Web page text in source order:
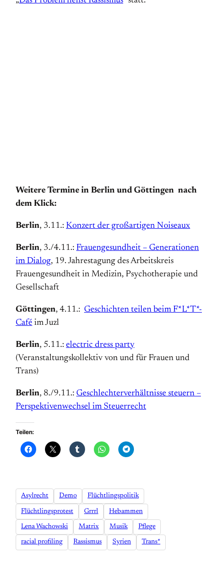
Weitere Termine in Berlin und Göttingen nach
dem Klick:
Berlin, 3.11.: Konzert der großartigen Noiseaux
Berlin, 3./4.11.: Frauengesundheit – Generationen
im Dialog, 19. Jahrestagung des Arbeitskreis
Frauengesundheit in Medizin, Psychotherapie und
Gesellschaft
Göttingen, 4.11.: Geschichten teilen beim F*L*T*-
Café im Juzl
Berlin, 5.11.: electric dress party
(Veranstaltungskollektiv von und für Frauen und
Trans)
Berlin, 8./9.11.: Geschlechterverhältnisse steuern –
Perspektivenwechsel im Steuerrecht
Teilen:
Asylrecht Demo Flüchtlingspolitik
Flüchtlingsprotest Grrrl Hebammen
Lena Wachowski Matrix Musik Pflege
racial profiling Rassismus Syrien Trans*